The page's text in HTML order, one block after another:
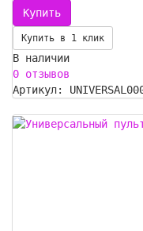
Купить в 1 клик
В наличии
0 отзывов
Артикул: